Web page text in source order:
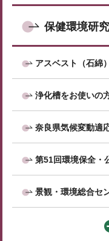
保健環境研
アスベスト（石綿
浄化槽をお使いの
奈良県気候変動適
第51回環境保全・
景観・環境総合セ